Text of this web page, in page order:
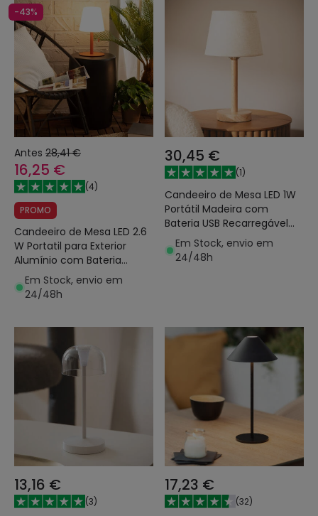
-43%
Antes 28,41 €
16,25 €
(4)
PROMO
Candeeiro de Mesa LED 2.6
W Portatil para Exterior
Alumínio com Bateria
Recarregável Epinay
Em Stock, envio em
24/48h
30,45 €
(1)
Candeeiro de Mesa LED 1W
Portátil Madeira com
Bateria USB Recarregável
Rowy
Em Stock, envio em
24/48h
13,16 €
(3)
17,23 €
(32)